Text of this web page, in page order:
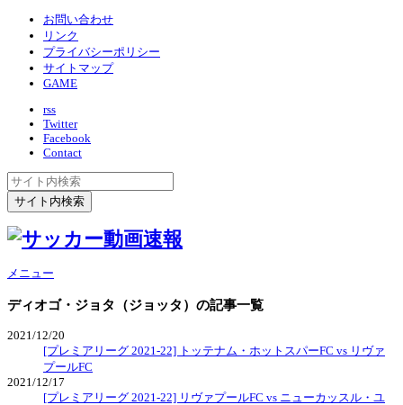
お問い合わせ
リンク
プライバシーポリシー
サイトマップ
GAME
rss
Twitter
Facebook
Contact
メニュー
ディオゴ・ジョタ（ジョッタ） の記事一覧
2021/12/20
[プレミアリーグ 2021-22] トッテナム・ホットスパーFC vs リヴァ
プールFC
2021/12/17
[プレミアリーグ 2021-22] リヴァプールFC vs ニューカッスル・ユ